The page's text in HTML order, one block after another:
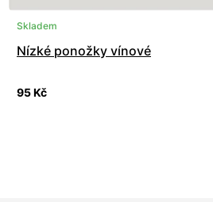
Skladem
Nízké ponožky vínové
95 Kč